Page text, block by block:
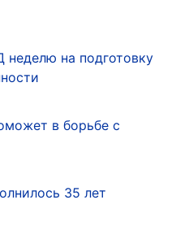
на подготовку
в борьбе с
35 лет